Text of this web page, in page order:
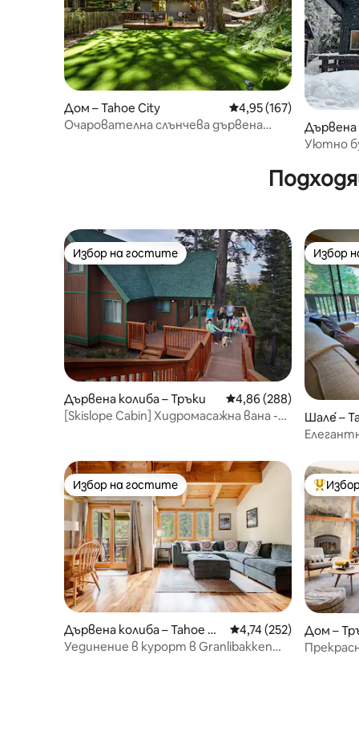
Дом – Tahoe City Средна оценка: 4,95
4,95 (167)
Очарователна слънчева дървена
Дървена
ty
Уютно
Избор на гостите
Избор на гостите
Дървена колиба – Тръки Средна оценка: 4,86
4,86 (288)
[Skislope Cabin] Хидромасажна вана -
Избор
Избор
Шале́ –
Избор на гостите
Избор на гостите
Дървена колиба – Tahoe Cit
y
Средна оценка: 4,74
4,74 (252)
Уединение в курорт в Granlibakken
Най-
Дом –